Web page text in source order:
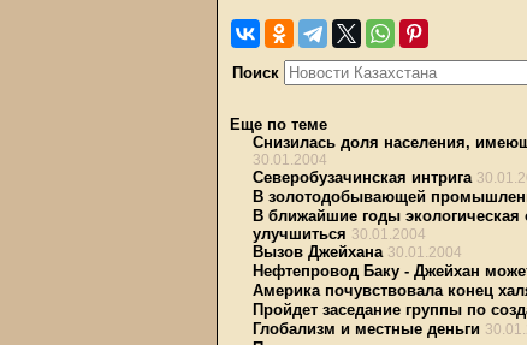
Поиск
Еще по теме
Снизилась доля населения,
30.01.2004
Северобузачинская интрига
В золотодобывающей
В ближайшие годы
улучшиться 30.01.2004
Вызов Джейхана 30.01.2004
Нефтепровод Баку - Джейхан
Америка почувствовала конец
Пройдет заседание группы по
Глобализм и местные деньги